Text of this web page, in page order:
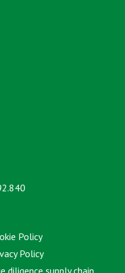
Policy
Policy